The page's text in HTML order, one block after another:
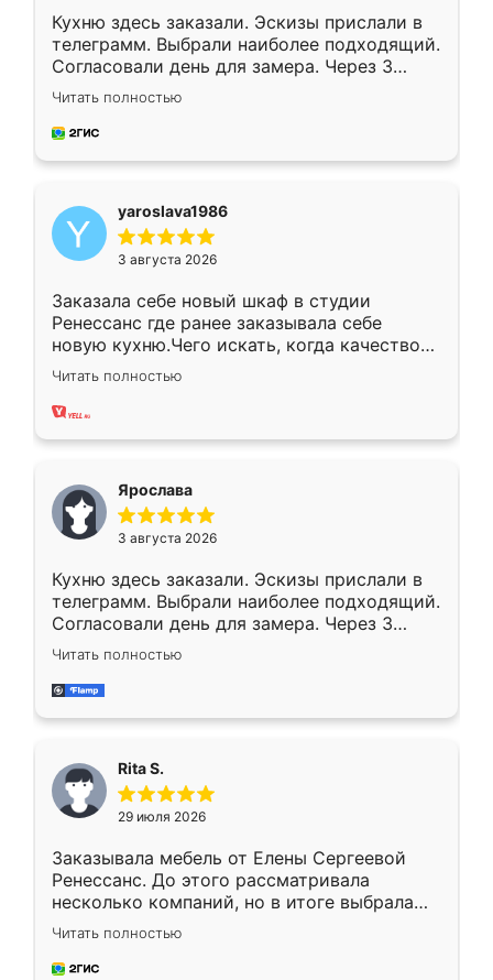
Кухню здесь заказали. Эскизы прислали в
телеграмм. Выбрали наиболее подходящий.
Согласовали день для замера. Через 3
недели кухня была уже готова. Остались
довольны работой. Спасибо Ренессанс
мебель за качественную работу!
Читать полностью
yaroslava1986
3 августа 2026
Заказала себе новый шкаф в студии
Ренессанс где ранее заказывала себе
новую кухню.Чего искать, когда качеством
вполне довольна. Служит кухня уже почти
два года, нареканий нет.
Читать полностью
Ярослава
3 августа 2026
Кухню здесь заказали. Эскизы прислали в
телеграмм. Выбрали наиболее подходящий.
Согласовали день для замера. Через 3
недели кухня была уже готова. Остались
довольны работой. Спасибо Ренессанс
мебель за качественную работу!
Читать полностью
Rita S.
29 июля 2026
Заказывала мебель от Елены Сергеевой
Ренессанс. До этого рассматривала
несколько компаний, но в итоге выбрала
эту. Сначала обговорили условия, потом
приехал замерщик, всё спокойно объяснил
и снял размеры. Изготовили в срок, с
Читать полностью